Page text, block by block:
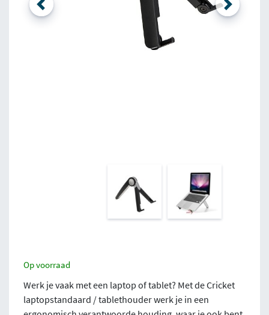
Op voorraad
Werk je vaak met een laptop of tablet? Met de Cricket
laptopstandaard / tablethouder werk je in een